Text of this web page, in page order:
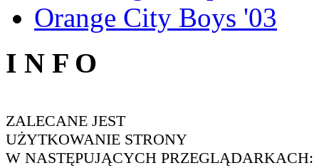
Orange City Boys '03
I N F O
ZALECANE JEST
UŻYTKOWANIE STRONY
W NASTĘPUJĄCYCH PRZEGLĄDARKACH: